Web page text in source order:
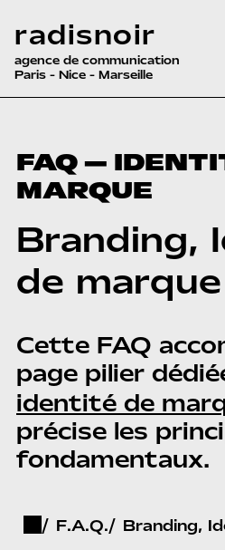
radisnoir
agence de communication
Paris - Nice - Marseille
FAQ —
MARQUE
Branding,
de marque
Cette FAQ
page pilier
identité de
précise les
fondamentaux.
F.A.Q. Branding,